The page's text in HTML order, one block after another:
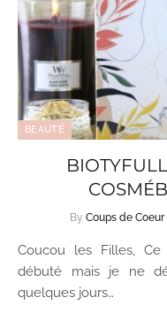
BEAUTÉ
By Coups de
Coucou les Filles, Ce
débuté mais je ne
quelques jours…